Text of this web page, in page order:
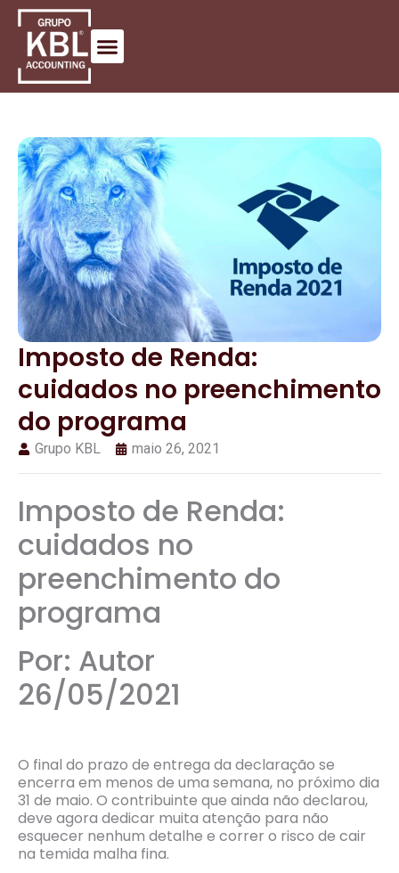
Imposto de Renda:
cuidados no preenchimento
do programa
Grupo KBL maio 26, 2021
Imposto de Renda:
cuidados no
preenchimento do
programa
Por: Autor
26/05/2021
O final do prazo de entrega da declaração se
encerra em menos de uma semana, no próximo dia
31 de maio. O contribuinte que ainda não declarou,
deve agora dedicar muita atenção para não
esquecer nenhum detalhe e correr o risco de cair
na temida malha fina.